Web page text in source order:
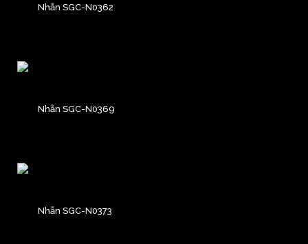
Nhẫn SGC-N0362
Nhẫn SGC-N0369
Nhẫn SGC-N0373